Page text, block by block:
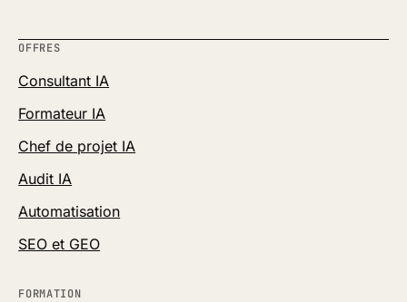
OFFRES
Consultant IA
Formateur IA
Chef de projet IA
Audit IA
Automatisation
SEO et GEO
FORMATION